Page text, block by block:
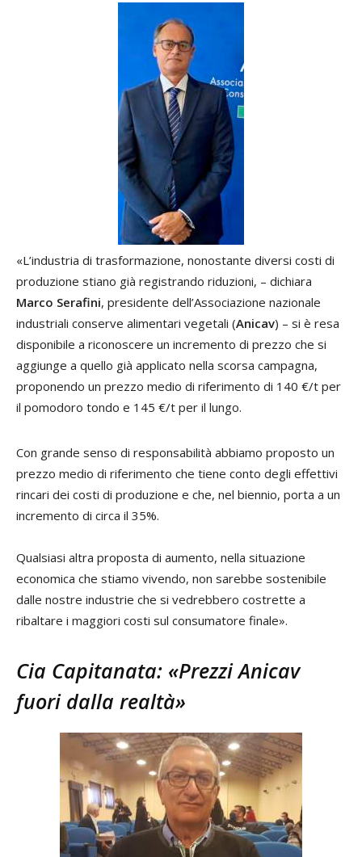
«L’industria di trasformazione, nonostante diversi costi di
produzione stiano già registrando riduzioni, – dichiara
Marco Serafini, presidente dell’Associazione nazionale
industriali conserve alimentari vegetali (Anicav) – si è resa
disponibile a riconoscere un incremento di prezzo che si
aggiunge a quello già applicato nella scorsa campagna,
proponendo un prezzo medio di riferimento di 140 €/t per
il pomodoro tondo e 145 €/t per il lungo.
Con grande senso di responsabilità abbiamo proposto un
prezzo medio di riferimento che tiene conto degli effettivi
rincari dei costi di produzione e che, nel biennio, porta a un
incremento di circa il 35%.
Qualsiasi altra proposta di aumento, nella situazione
economica che stiamo vivendo, non sarebbe sostenibile
dalle nostre industrie che si vedrebbero costrette a
ribaltare i maggiori costi sul consumatore finale».
Cia Capitanata: «Prezzi Anicav
fuori dalla realtà»